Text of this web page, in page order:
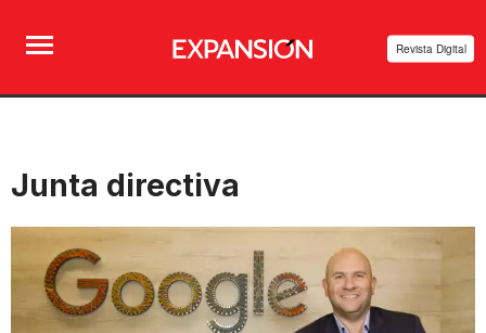
Revista Digital
Junta directiva